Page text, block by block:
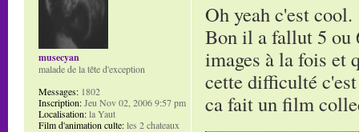
Oh yeah c'est cool.
Bon il a fallut 5 ou
images à la fois et
cette difficulté
ca fait un film
musecyan
malade de la tête d'exception
Messages: 1802
Inscription:Jeu Nov 02, 2006 9:57 pm
Localisation:la Yaut
Film d'animation culte:les 2 chateaux